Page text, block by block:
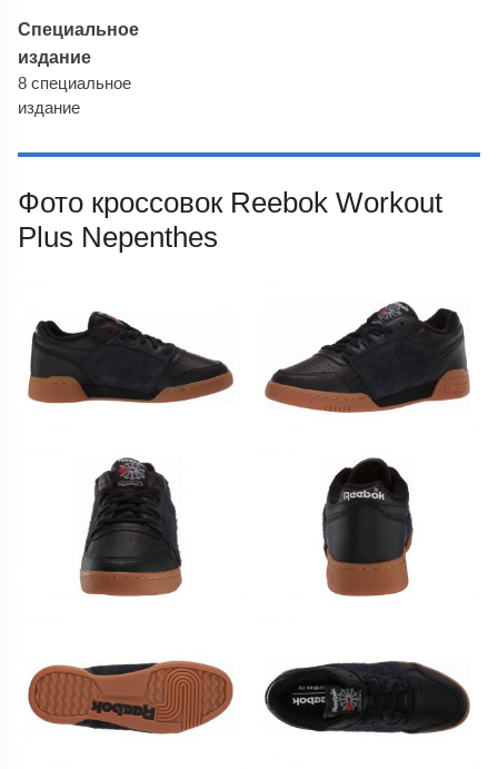
Специальное
издание
8 специальное
издание
Фото кроссовок Reebok Workout
Plus Nepenthes